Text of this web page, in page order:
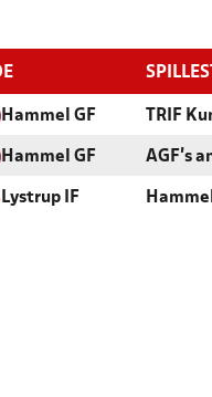
Hammel GF TRIF
Hammel GF AGF's
Lystrup IF